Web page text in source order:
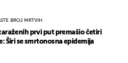
BROJ MRTVIH
prvi put premašio četiri
Širi se smrtonosna epidemija